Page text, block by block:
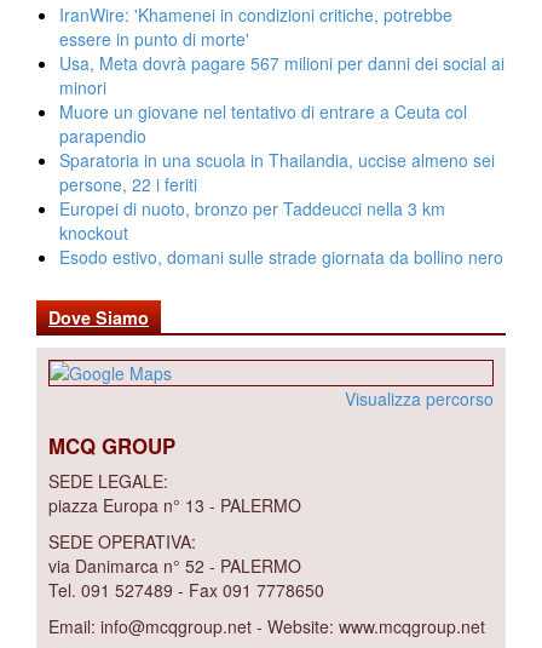
IranWire: 'Khamenei in condizioni critiche, potrebbe
essere in punto di morte'
Usa, Meta dovrà pagare 567 milioni per danni dei social ai
minori
Muore un giovane nel tentativo di entrare a Ceuta col
parapendio
Sparatoria in una scuola in Thailandia, uccise almeno sei
persone, 22 i feriti
Europei di nuoto, bronzo per Taddeucci nella 3 km
knockout
Esodo estivo, domani sulle strade giornata da bollino nero
Dove Siamo
Visualizza percorso
MCQ GROUP
SEDE LEGALE:
piazza Europa n° 13 - PALERMO
SEDE OPERATIVA:
via Danimarca n° 52 - PALERMO
Tel. 091 527489 - Fax 091 7778650
Email: info@mcqgroup.net - Website: www.mcqgroup.net